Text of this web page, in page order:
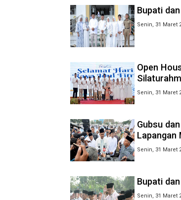
Bupati
Senin, 31 Maret
Open
Senin, 31 Maret
Gubsu
Lapangan
Senin, 31 Maret
Bupati
Senin, 31 Maret